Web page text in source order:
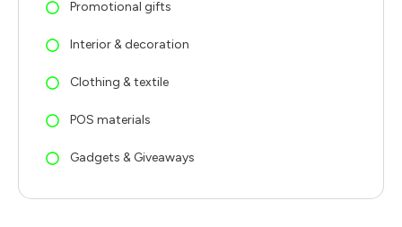
Promotional gifts
Interior & decoration
Clothing & textile
POS materials
Gadgets & Giveaways